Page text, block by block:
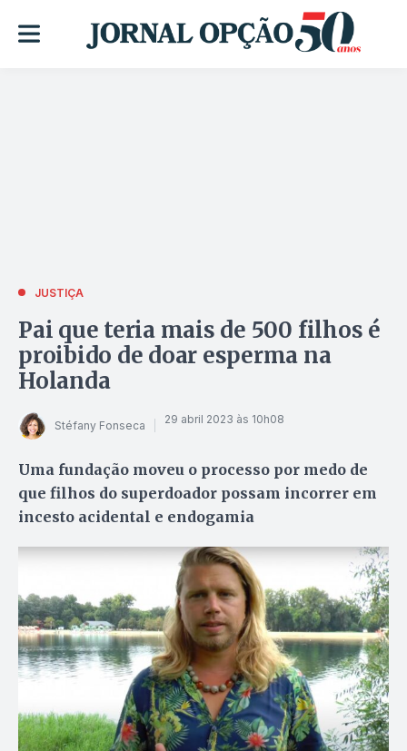
JUSTIÇA
Pai que teria mais de 500 filhos é
proibido de doar esperma na
Holanda
Stéfany Fonseca 29 abril 2023 às 10h08
Uma fundação moveu o processo por medo de
que filhos do superdoador possam incorrer em
incesto acidental e endogamia